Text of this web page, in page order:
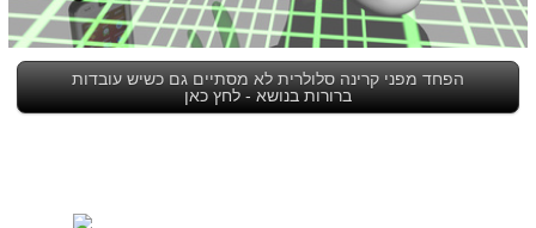
הפחד מפני קרינה סלולרית לא מסתיים גם כשיש עובדות
ברורות בנושא - לחץ כאן